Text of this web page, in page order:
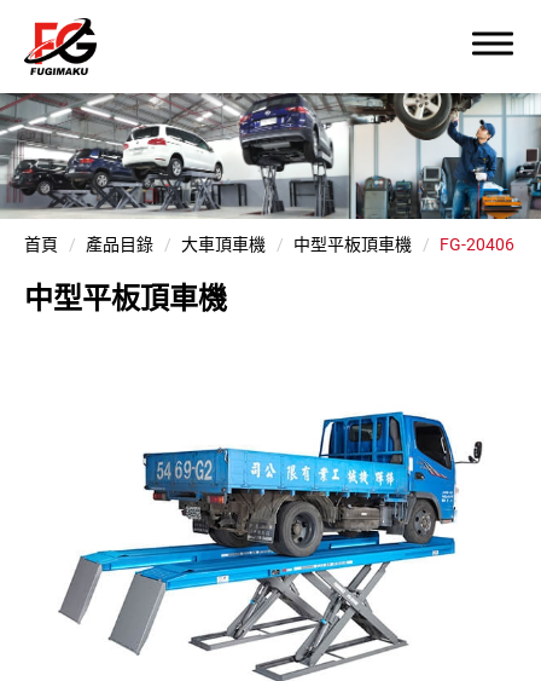
首頁 產品目錄 大車頂車機 中型平板頂車機 FG-20406
中型平板頂車機